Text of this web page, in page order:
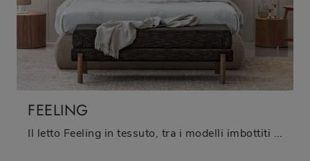
FEELING
Il letto Feeling in tessuto, tra i modelli imbottiti matrimoniali moderni di Oggioni, è pensato per assicurarti il sonno più profondo.